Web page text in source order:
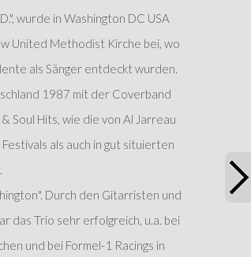
wurde in Washington DC USA
United Methodist Kirche bei, wo
als Sänger entdeckt wurden.
1987 mit der Coverband
Soul Hits, wie die von Al Jarreau
als auch in gut situierten
Durch den Gitarristen und
das Trio sehr erfolgreich, u.a. bei
und bei Formel-1 Racings in